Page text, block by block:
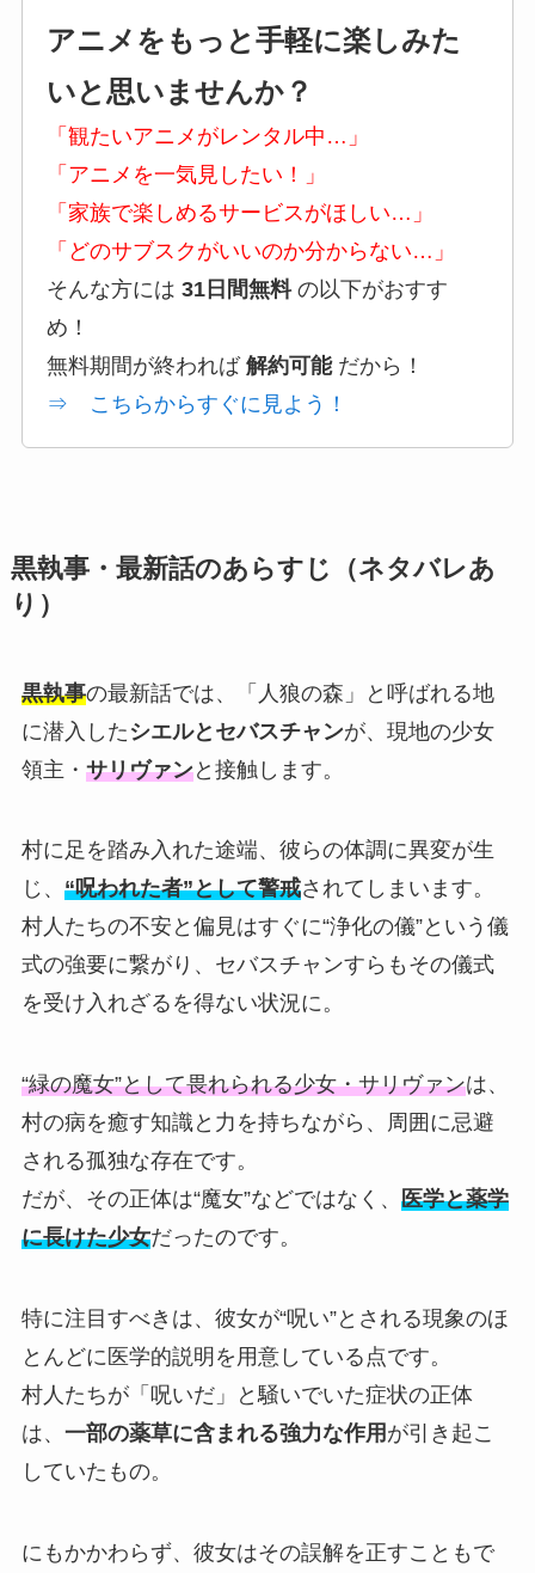
アニメをもっと手軽に楽しみた
いと思いませんか？
「観たいアニメがレンタル中…」
「アニメを一気見したい！」
「家族で楽しめるサービスがほしい…」
「どのサブスクがいいのか分からない…」
そんな方には 31日間無料の以下がおすす
め！
無料期間が終われば 解約可能だから！
⇒ こちらからすぐに見よう！
黒執事・最新話のあらすじ（ネタバレあ
り）
黒執事の最新話では、「人狼の森」と呼ばれる地
に潜入した シエルとセバスチャンが、現地の少女
領主・ サリヴァンと接触します。
村に足を踏み入れた途端、彼らの体調に異変が生
じ、 “呪われた者”として警戒されてしまいます。
村人たちの不安と偏見はすぐに“浄化の儀”という儀
式の強要に繋がり、セバスチャンすらもその儀式
を受け入れざるを得ない状況に。
“緑の魔女”として畏れられる少女・サリヴァンは、
村の病を癒す知識と力を持ちながら、周囲に忌避
される孤独な存在です。
だが、その正体は“魔女”などではなく、 医学と薬学
に長けた少女だったのです。
特に注目すべきは、彼女が“呪い”とされる現象のほ
とんどに医学的説明を用意している点です。
村人たちが「呪いだ」と騒いでいた症状の正体
は、 一部の薬草に含まれる強力な作用 が引き起こ
していたもの。
にもかかわらず、彼女はその誤解を正すこともで